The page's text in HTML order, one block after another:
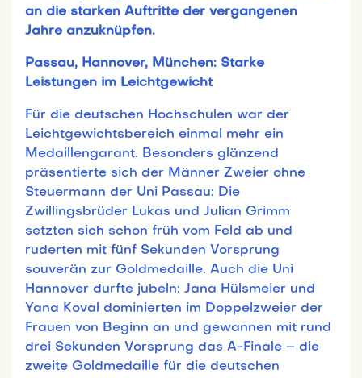
an die starken Auftritte der vergangenen
Jahre anzuknüpfen.
Passau, Hannover, München: Starke
Leistungen im Leichtgewicht
Für die deutschen Hochschulen war der
Leichtgewichtsbereich einmal mehr ein
Medaillengarant. Besonders glänzend
präsentierte sich der Männer Zweier ohne
Steuermann der Uni Passau: Die
Zwillingsbrüder Lukas und Julian Grimm
setzten sich schon früh vom Feld ab und
ruderten mit fünf Sekunden Vorsprung
souverän zur Goldmedaille. Auch die Uni
Hannover durfte jubeln: Jana Hülsmeier und
Yana Koval dominierten im Doppelzweier der
Frauen von Beginn an und gewannen mit rund
drei Sekunden Vorsprung das A-Finale – die
zweite Goldmedaille für die deutschen